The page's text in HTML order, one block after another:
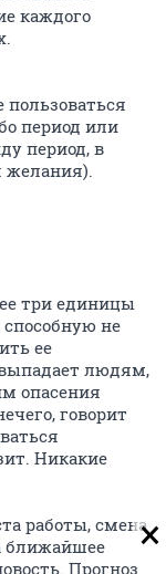
каждого
период или
период, в
желания).
три единицы
не
ее
выпадает людям,
опасения
говорит
Никакие
работы, смена
ближайшее
Прогноз